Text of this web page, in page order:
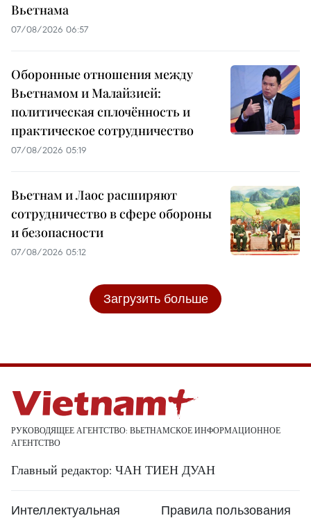
Вьетнама
07/08/2026 06:57
Оборонные отношения между
Вьетнамом и Малайзией:
политическая сплочённость и
практическое сотрудничество
07/08/2026 05:19
Вьетнам и Лаос расширяют
сотрудничество в сфере обороны
и безопасности
07/08/2026 05:12
Загрузить больше
РУКОВОДЯЩЕЕ АГЕНТСТВО: ВЬЕТНАМСКОЕ ИНФОРМАЦИОННОЕ
АГЕНТСТВО
Главный редактор: ЧАН ТИЕН ДУАН
Интеллектуальная Правила пользования